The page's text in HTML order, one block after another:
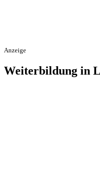
Anzeige
Weiterbildung in